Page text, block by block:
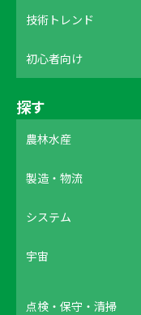
技術トレンド
初心者向け
探す
農林水産
製造・物流
システム
宇宙
点検・保守・清掃